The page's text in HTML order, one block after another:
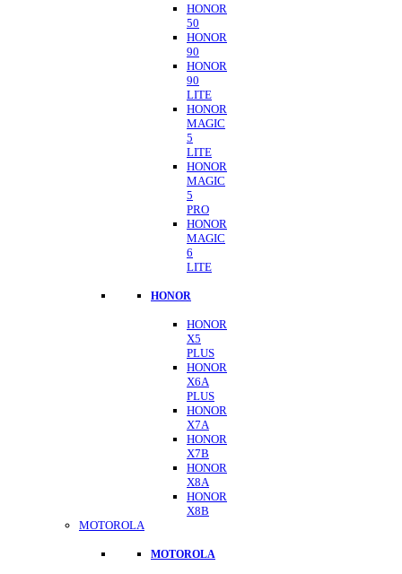
HONOR
50
HONOR
90
HONOR
90
LITE
HONOR
MAGIC
5
LITE
HONOR
MAGIC
5
PRO
HONOR
MAGIC
6
LITE
HONOR
HONOR
X5
PLUS
HONOR
X6A
PLUS
HONOR
X7A
HONOR
X7B
HONOR
X8A
HONOR
X8B
MOTOROLA
MOTOROLA